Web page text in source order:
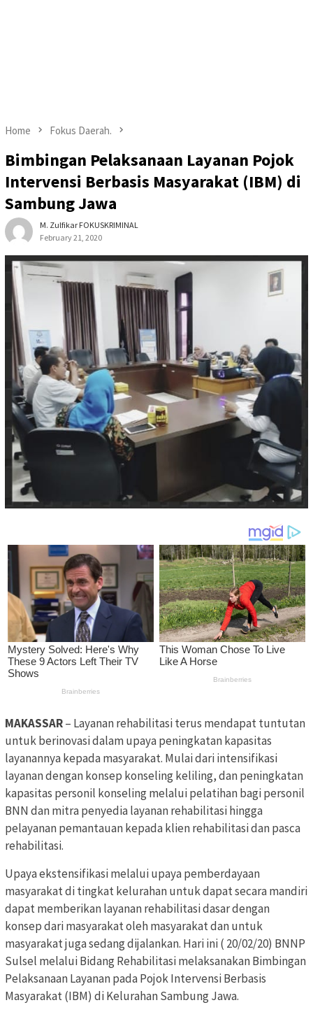
Home Fokus Daerah.
Bimbingan Pelaksanaan Layanan Pojok
Intervensi Berbasis Masyarakat (IBM) di
Sambung Jawa
M. Zulfikar FOKUSKRIMINAL
February 21, 2020
MAKASSAR– Layanan rehabilitasi terus mendapat tuntutan
untuk berinovasi dalam upaya peningkatan kapasitas
layanannya kepada masyarakat. Mulai dari intensifikasi
layanan dengan konsep konseling keliling, dan peningkatan
kapasitas personil konseling melalui pelatihan bagi personil
BNN dan mitra penyedia layanan rehabilitasi hingga
pelayanan pemantauan kepada klien rehabilitasi dan pasca
rehabilitasi.
Upaya ekstensifikasi melalui upaya pemberdayaan
masyarakat di tingkat kelurahan untuk dapat secara mandiri
dapat memberikan layanan rehabilitasi dasar dengan
konsep dari masyarakat oleh masyarakat dan untuk
masyarakat juga sedang dijalankan. Hari ini ( 20/02/20) BNNP
Sulsel melalui Bidang Rehabilitasi melaksanakan Bimbingan
Pelaksanaan Layanan pada Pojok Intervensi Berbasis
Masyarakat (IBM) di Kelurahan Sambung Jawa.